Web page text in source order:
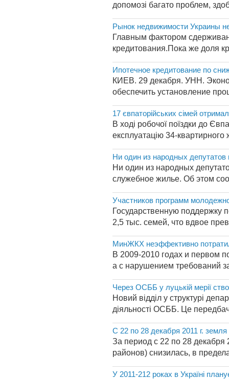
допомозі багато проблем,
Рынок недвижимости Украины
Главным фактором
кредитования.Пока же доля
Ипотечное кредитование по
КИЕВ. 29 декабря. УНН.
обеспечить установление
17 євпаторійських сімей
В ході робочої поїздки до
експлуатацію 34-
Ни один из народных
Ни один из народных
служебное жилье. Об этом
Участников программ
Государственную поддержку
2,5 тыс. семей, что вдвое
МинЖКХ неэффективно
В 2009-2010 годах и первом
а с нарушением требований
Через ОСББ у луцькій мерії
Новий відділ у структурі
діяльності ОСББ. Це
С 22 по 28 декабря 2011 г.
За период с 22 по 28 декабря
районов) снизилась, в
У 2011-212 роках в Україні